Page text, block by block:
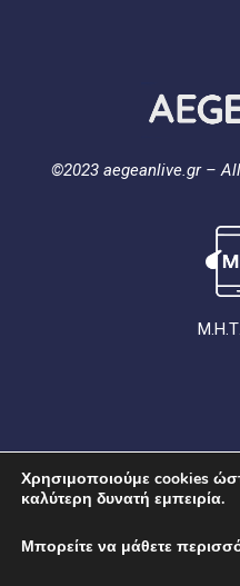
©2023 aegeanlive.gr –
Χρησιμοποιούμε cookies
καλύτερη δυνατή εμπειρία.
Μπορείτε να μάθετε